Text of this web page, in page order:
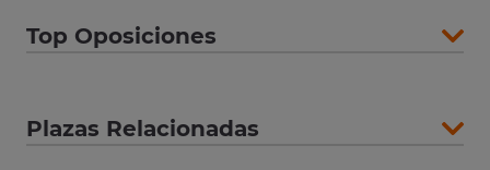
Top Oposiciones
Plazas Relacionadas